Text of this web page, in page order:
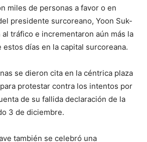
miles de personas a favor o en
presidente surcoreano, Yoon Suk-
tráfico e incrementaron aún más la
días en la capital surcoreana.
se dieron cita en la céntrica plaza
protestar contra los intentos por
de su fallida declaración de la
3 de diciembre.
también se celebró una